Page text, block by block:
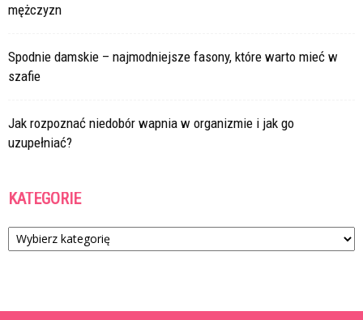
mężczyzn
Spodnie damskie – najmodniejsze fasony, które warto mieć w
szafie
Jak rozpoznać niedobór wapnia w organizmie i jak go
uzupełniać?
KATEGORIE
Kategorie